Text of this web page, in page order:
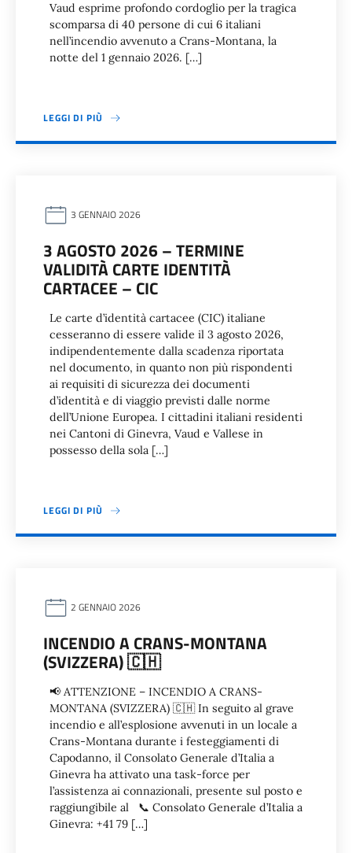
Vaud esprime profondo cordoglio per la tragica
scomparsa di 40 persone di cui 6 italiani
nell’incendio avvenuto a Crans-Montana, la
notte del 1 gennaio 2026. […]
LEGGI DI PIÙ
3 GENNAIO 2026
3 AGOSTO 2026 – TERMINE
VALIDITÀ CARTE IDENTITÀ
CARTACEE – CIC
Le carte d’identità cartacee (CIC) italiane
cesseranno di essere valide il 3 agosto 2026,
indipendentemente dalla scadenza riportata
nel documento, in quanto non più rispondenti
ai requisiti di sicurezza dei documenti
d’identità e di viaggio previsti dalle norme
dell’Unione Europea. I cittadini italiani residenti
nei Cantoni di Ginevra, Vaud e Vallese in
possesso della sola […]
LEGGI DI PIÙ
2 GENNAIO 2026
INCENDIO A CRANS-MONTANA
(SVIZZERA) 🇨🇭
📢 ATTENZIONE – INCENDIO A CRANS-
MONTANA (SVIZZERA) 🇨🇭 In seguito al grave
incendio e all’esplosione avvenuti in un locale a
Crans-Montana durante i festeggiamenti di
Capodanno, il Consolato Generale d’Italia a
Ginevra ha attivato una task-force per
l’assistenza ai connazionali, presente sul posto e
raggiungibile al 📞 Consolato Generale d’Italia a
Ginevra: +41 79 […]